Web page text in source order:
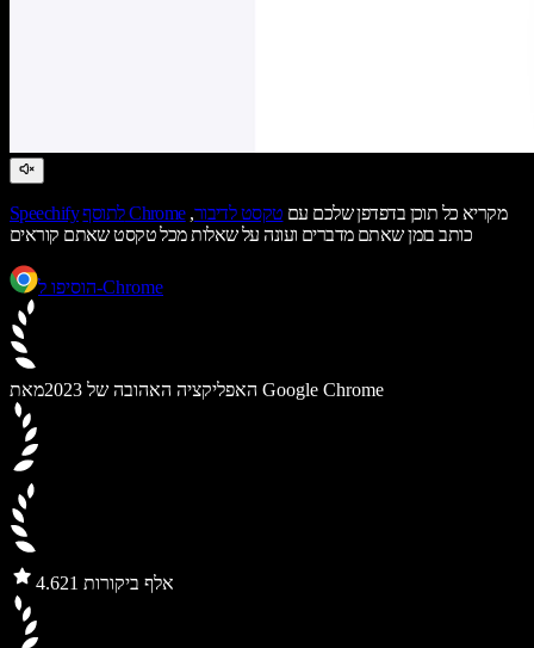
Speechify לתוסף Chrome מקריא כל תוכן בדפדפן שלכם עם טקסט לדיבור,
כותב בזמן שאתם מדברים ועונה על שאלות מכל טקסט שאתם קוראים
הוסיפו ל-Chrome
האפליקציה האהובה של 2023 מאת Google Chrome
4.6 21 אלף ביקורות